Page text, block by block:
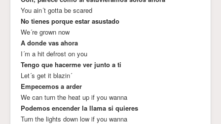
You ain´t gotta be scared
No tienes porque estar asustado
We´re grown now
A donde vas ahora
I´m a hit defrost on you
Tengo que hacerme ver junto a ti
Let´s get it blazin´
Empecemos a arder
We can turn the heat up if you wanna
Podemos encender la llama si quieres
Turn the lights down low if you wanna